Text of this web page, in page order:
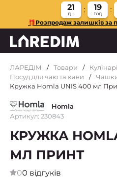
21
дн
19
год
🎁Розпродаж залишків за
ЛАРЕДІМ Товари
Посуд для чаю та кави
Кружка Homla UNIS 400 мл
Homla
Артикул: 230843
КРУЖКА
МЛ ПРИНТ
00 відгуків